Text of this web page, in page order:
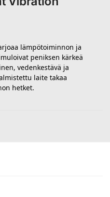
lämpötoiminnon ja
peniksen kärkeä
vedenkestävä ja
laite takaa
hetket.